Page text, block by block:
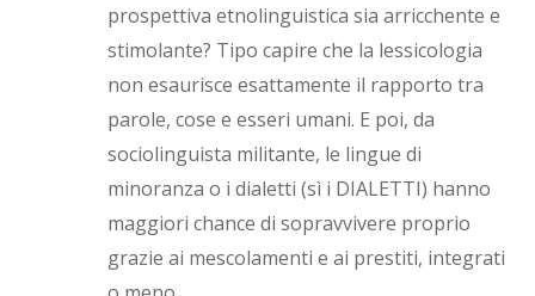
prospettiva etnolinguistica sia arricchente e
stimolante? Tipo capire che la lessicologia
non esaurisce esattamente il rapporto tra
parole, cose e esseri umani. E poi, da
sociolinguista militante, le lingue di
minoranza o i dialetti (sì i DIALETTI) hanno
maggiori chance di sopravvivere proprio
grazie ai mescolamenti e ai prestiti, integrati